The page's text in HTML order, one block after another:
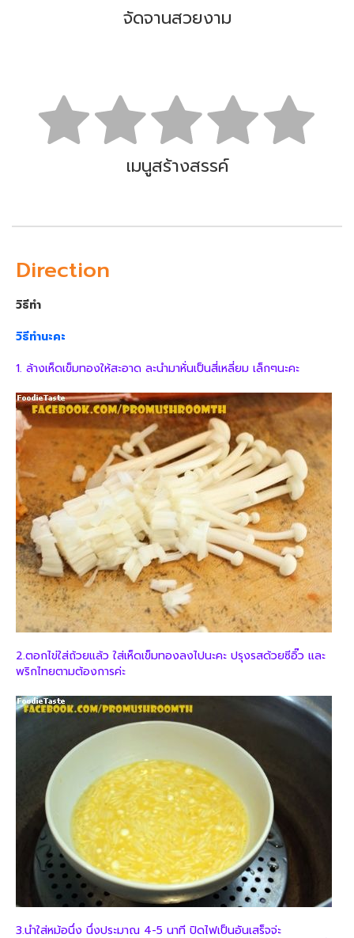
จัดจานสวยงาม
เมนูสร้างสรรค์
Direction
วิธีทำ
วิธีทำนะคะ
1. ล้างเห็ดเข็มทองให้สะอาด ละนำมาหั่นเป็นสี่เหลี่ยม เล็กๆนะคะ
2.ตอกไข่ใส่ถ้วยแล้ว ใส่เห็ดเข็มทองลงไปนะคะ ปรุงรสด้วยซีอิ๊ว และ
พริกไทยตามต้องการค่ะ
3.นำใส่หม้อนึ่ง นึ่งประมาณ 4-5 นาที ปิดไฟเป็นอันเสร็จจ่ะ